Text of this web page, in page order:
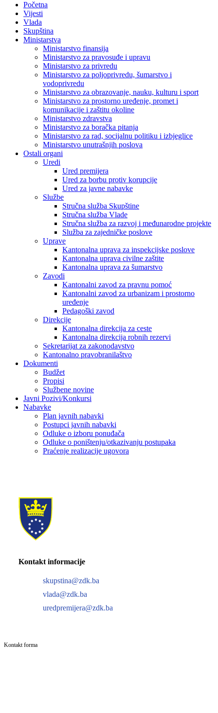
Početna
Vijesti
Vlada
Skupština
Ministarstva
Ministarstvo finansija
Ministarstvo za pravosuđe i upravu
Ministarstvo za privredu
Ministarstvo za poljoprivredu, šumarstvo i
vodoprivredu
Ministarstvo za obrazovanje, nauku, kulturu i sport
Ministarstvo za prostorno uređenje, promet i
komunikacije i zaštitu okoline
Ministarstvo zdravstva
Ministarstvo za boračka pitanja
Ministarstvo za rad, socijalnu politiku i izbjeglice
Ministarstvo unutrašnjih poslova
Ostali organi
Uredi
Ured premijera
Ured za borbu protiv korupcije
Ured za javne nabavke
Službe
Stručna služba Skupštine
Stručna služba Vlade
Stručna služba za razvoj i međunarodne projekte
Služba za zajedničke poslove
Uprave
Kantonalna uprava za inspekcijske poslove
Kantonalna uprava civilne zaštite
Kantonalna uprava za šumarstvo
Zavodi
Kantonalni zavod za pravnu pomoć
Kantonalni zavod za urbanizam i prostorno
uređenje
Pedagoški zavod
Direkcije
Kantonalna direkcija za ceste
Kantonalna direkcija robnih rezervi
Sekretarijat za zakonodavstvo
Kantonalno pravobranilaštvo
Dokumenti
Budžet
Propisi
Službene novine
Javni Pozivi/Konkursi
Nabavke
Plan javnih nabavki
Postupci javnih nabavki
Odluke o izboru ponuđača
Odluke o poništenju/otkazivanju postupaka
Praćenje realizacije ugovora
Kontakt informacije
skupstina@zdk.ba
vlada@zdk.ba
uredpremijera@zdk.ba
Kontakt forma